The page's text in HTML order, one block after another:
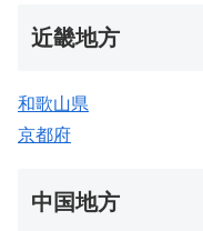
近畿地方
和歌山県
京都府
中国地方